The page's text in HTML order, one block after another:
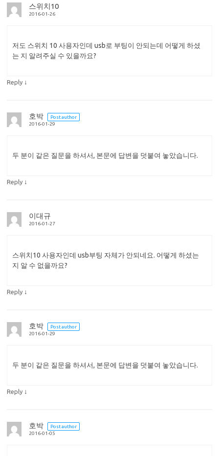
스위치10
2016-01-26
저도 스위치 10 사용자인데 usb로 부팅이 안되는데 어떻게 하셨
는 지 알려주실 수 있을까요?
Reply ↓
호박
Post author
2016-01-29
두 분이 같은 질문을 하셔서, 본문에 답변을 덧붙여 놓았습니다.
Reply ↓
이대규
2016-01-27
스위치10 사용자인데 usb부팅 자체가 안되네요. 어떻게 하셨는
지 알 수 없을까요?
Reply ↓
호박
Post author
2016-01-29
두 분이 같은 질문을 하셔서, 본문에 답변을 덧붙여 놓았습니다.
Reply ↓
호박
Post author
2016-01-05